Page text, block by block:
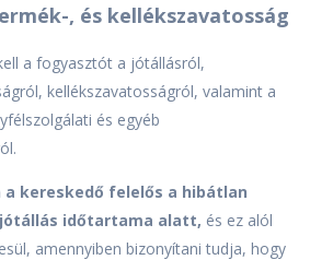
, és kellékszavatosság
a fogyasztót a jótállásról,
kellékszavatosságról, valamint a
és egyéb
a kereskedő felelős a hibátlan
időtartama alatt, és ez alól
amennyiben bizonyítani tudja, hogy